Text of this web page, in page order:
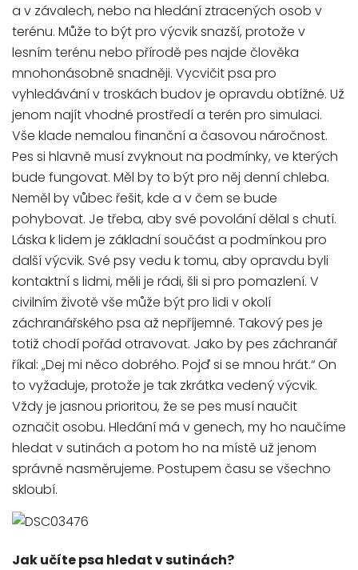
a v závalech, nebo na hledání ztracených osob v
terénu. Může to být pro výcvik snazší, protože v
lesním terénu nebo přírodě pes najde člověka
mnohonásobně snadněji. Vycvičit psa pro
vyhledávání v troskách budov je opravdu obtížné. Už
jenom najít vhodné prostředí a terén pro simulaci.
Vše klade nemalou finanční a časovou náročnost.
Pes si hlavně musí zvyknout na podmínky, ve kterých
bude fungovat. Měl by to být pro něj denní chleba.
Neměl by vůbec řešit, kde a v čem se bude
pohybovat. Je třeba, aby své povolání dělal s chutí.
Láska k lidem je základní součást a podmínkou pro
další výcvik. Své psy vedu k tomu, aby opravdu byli
kontaktní s lidmi, měli je rádi, šli si pro pomazlení. V
civilním životě vše může být pro lidi v okolí
záchranářského psa až nepříjemné. Takový pes je
totiž chodí pořád otravovat. Jako by pes záchranář
říkal: „Dej mi něco dobrého. Pojď si se mnou hrát.“ On
to vyžaduje, protože je tak zkrátka vedený výcvik.
Vždy je jasnou prioritou, že se pes musí naučit
označit osobu. Hledání má v genech, my ho naučíme
hledat v sutinách a potom ho na místě už jenom
správně nasměrujeme. Postupem času se všechno
skloubí.
Jak učíte psa hledat v sutinách?